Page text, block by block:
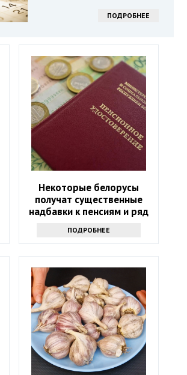
ПОДРОБНЕЕ
Некоторые белорусы
получат существенные
надбавки к пенсиям и ряд
ПОДРОБНЕЕ